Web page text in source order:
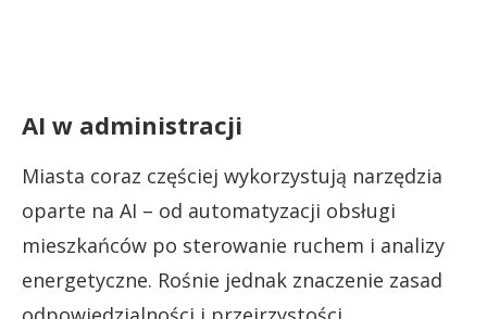
AI w administracji
Miasta coraz częściej wykorzystują narzędzia
oparte na AI – od automatyzacji obsługi
mieszkańców po sterowanie ruchem i analizy
energetyczne. Rośnie jednak znaczenie zasad